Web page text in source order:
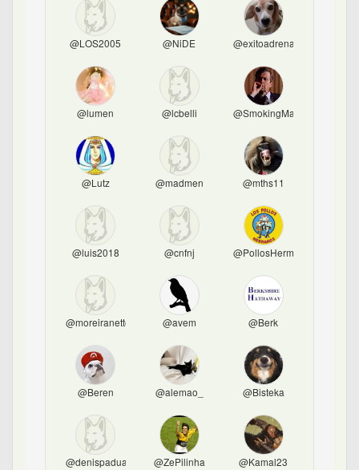
@LOS2005 @NiDE @exitoadrenalina
@lumen @lcbelli @SmokingMan
@Lutz @madmen @mths11
@luis2018 @cnfnj @PollosHermanos
@moreiranetto @avem @Berk
@Beren @alemao_ @Bisteka
@denispadua @ZePilinha @Kamal23